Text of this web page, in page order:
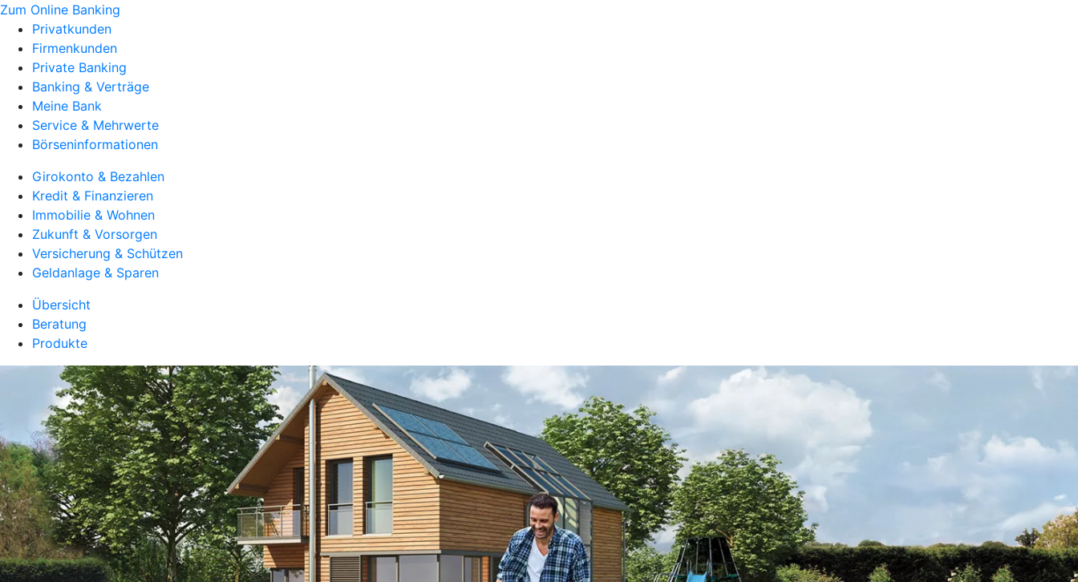
Zum Online Banking
Privatkunden
Firmenkunden
Private Banking
Banking & Verträge
Meine Bank
Service & Mehrwerte
Börseninformationen
Girokonto & Bezahlen
Kredit & Finanzieren
Immobilie & Wohnen
Zukunft & Vorsorgen
Versicherung & Schützen
Geldanlage & Sparen
Übersicht
Beratung
Produkte